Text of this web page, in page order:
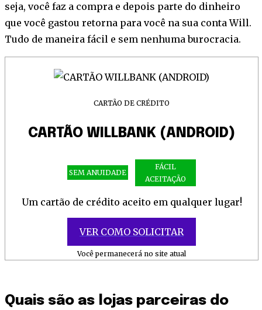
seja, você faz a compra e depois parte do dinheiro
que você gastou retorna para você na sua conta Will.
Tudo de maneira fácil e sem nenhuma burocracia.
CARTÃO DE CRÉDITO
CARTÃO WILLBANK (ANDROID)
SEM ANUIDADE
FÁCIL
ACEITAÇÃO
Um cartão de crédito aceito em qualquer lugar!
VER COMO SOLICITAR
Você permanecerá no site atual
Quais são as lojas parceiras do